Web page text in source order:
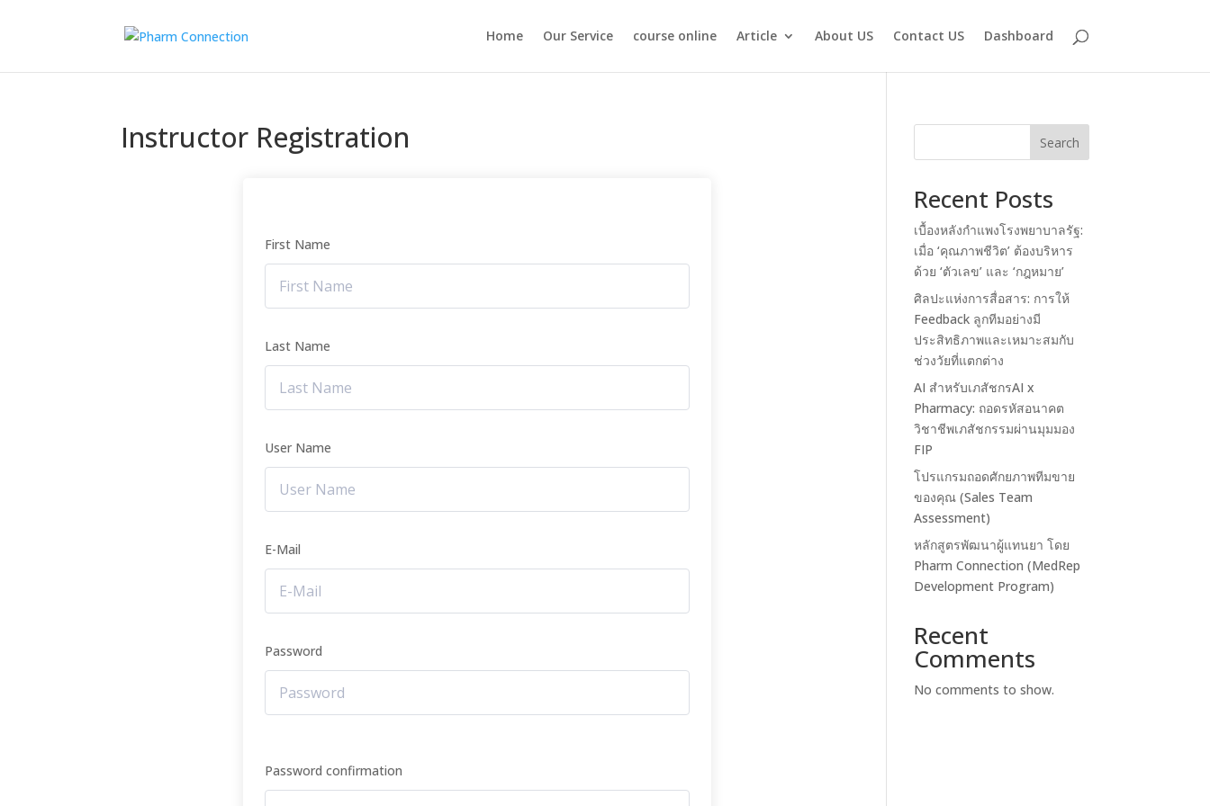
Home Our Service course online Article About US Contact US Dashboard
Instructor Registration
First Name
Last Name
User Name
E-Mail
Password
Password confirmation
Search
Recent Posts
เบื้องหลังกำแพงโรงพยาบาลรัฐ:
เมื่อ ‘คุณภาพชีวิต’ ต้องบริหาร
ด้วย ‘ตัวเลข’ และ ‘กฎหมาย’
ศิลปะแห่งการสื่อสาร: การให้
Feedback ลูกทีมอย่างมี
ประสิทธิภาพและเหมาะสมกับ
ช่วงวัยที่แตกต่าง
AI สำหรับเภสัชกรAI x
Pharmacy: ถอดรหัสอนาคต
วิชาชีพเภสัชกรรมผ่านมุมมอง
FIP
โปรแกรมถอดศักยภาพทีมขาย
ของคุณ (Sales Team
Assessment)
หลักสูตรพัฒนาผู้แทนยา โดย
Pharm Connection (MedRep
Development Program)
Recent
Comments
No comments to show.